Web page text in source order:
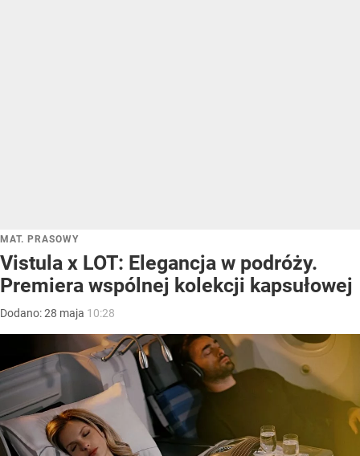
MAT. PRASOWY
Vistula x LOT: Elegancja w podróży.
Premiera wspólnej kolekcji kapsułowej
Dodano:28 maja 10:28